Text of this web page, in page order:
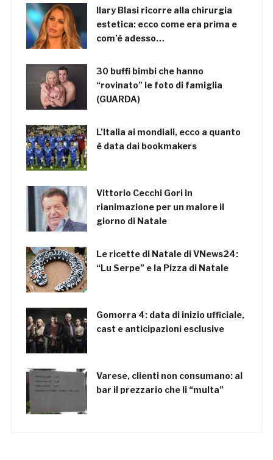
Ilary Blasi ricorre alla chirurgia
estetica: ecco come era prima e
com’è adesso…
30 buffi bimbi che hanno
“rovinato” le foto di famiglia
(GUARDA)
L’Italia ai mondiali, ecco a quanto
è data dai bookmakers
Vittorio Cecchi Gori in
rianimazione per un malore il
giorno di Natale
Le ricette di Natale di VNews24:
“Lu Serpe” e la Pizza di Natale
Gomorra 4: data di inizio ufficiale,
cast e anticipazioni esclusive
Varese, clienti non consumano: al
bar il prezzario che li “multa”